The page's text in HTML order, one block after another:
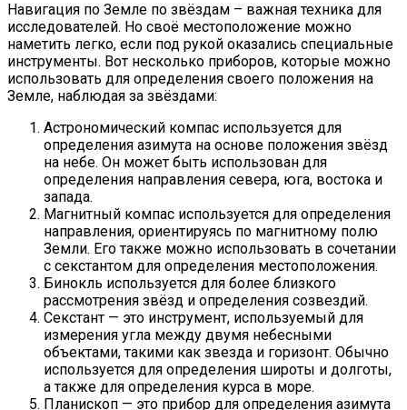
Навигация по Земле по звёздам – важная техника для
исследователей. Но своё местоположение можно
наметить легко, если под рукой оказались специальные
инструменты. Вот несколько приборов, которые можно
использовать для определения своего положения на
Земле, наблюдая за звёздами:
Астрономический компас используется для
определения азимута на основе положения звёзд
на небе. Он может быть использован для
определения направления севера, юга, востока и
запада.
Магнитный компас используется для определения
направления, ориентируясь по магнитному полю
Земли. Его также можно использовать в сочетании
с секстантом для определения местоположения.
Бинокль используется для более близкого
рассмотрения звёзд и определения созвездий.
Секстант — это инструмент, используемый для
измерения угла между двумя небесными
объектами, такими как звезда и горизонт. Обычно
используется для определения широты и долготы,
а также для определения курса в море.
Планископ — это прибор для определения азимута